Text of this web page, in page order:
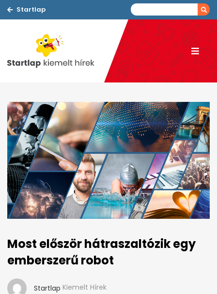
Startlap
Most először hátraszaltózik egy
emberszerű robot
Startlap Kiemelt Hírek